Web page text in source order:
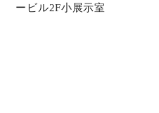
ービル2F小展示室